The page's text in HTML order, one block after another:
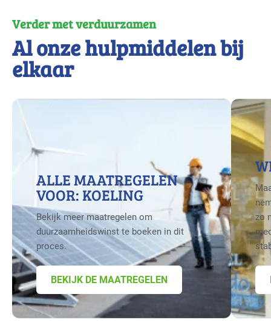
Verder met verduurzamen
Al onze hulpmiddelen bij
elkaar
ALLE MAATREGELEN
VOOR: KOELING
Bekijk meer maatregelen om
duurzaamheidswinst te boeken in dit
proces.
BEKIJK DE MAATREGELEN
zo